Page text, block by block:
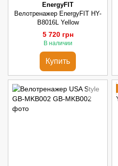
EnergyFIT
Велотренажер EnergyFIT HY-
B8016L Yellow
5 720 грн
В наличии
Купить